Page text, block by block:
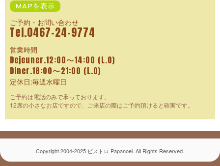
MAPを表示
ご予約・お問い合わせ
Tel.0467-24-9774
営業時間
Dejeuner.12:00〜14:00 (L.O)
Diner.18:00〜21:00 (L.O)
定休日:毎週水曜日
ご予約は電話のみで承っております。
12席の小さなお店ですので、ご来店の際はご予約頂けると確実です。
Copyright 2004-2025 ビストロ Papanoel. All Rights Reserved.